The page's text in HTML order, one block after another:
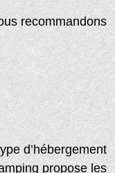
recommandons
d’hébergement
propose les